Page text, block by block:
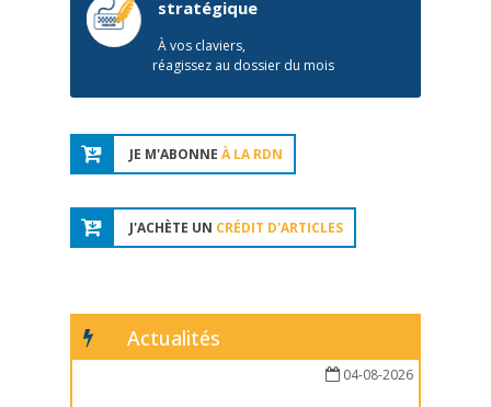
stratégique
À vos claviers,
réagissez au dossier du mois
JE M'ABONNE À LA RDN
J'ACHÈTE UN CRÉDIT D'ARTICLES
Actualités
04-08-2026